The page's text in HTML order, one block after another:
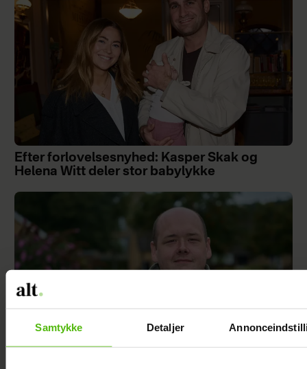
Samtykke Detaljer
Efter forlovelsesnyhed: Kasper Skak og
Helena Witt deler stor babylykke